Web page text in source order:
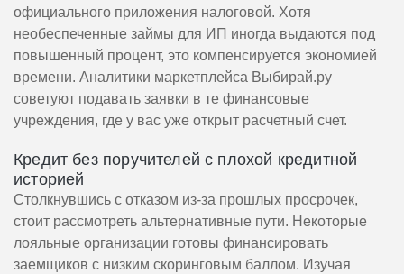
официального приложения налоговой. Хотя
необеспеченные займы для ИП иногда выдаются под
повышенный процент, это компенсируется экономией
времени. Аналитики маркетплейса Выбирай.ру
советуют подавать заявки в те финансовые
учреждения, где у вас уже открыт расчетный счет.
Кредит без поручителей с плохой кредитной
историей
Столкнувшись с отказом из-за прошлых просрочек,
стоит рассмотреть альтернативные пути. Некоторые
лояльные организации готовы финансировать
заемщиков с низким скоринговым баллом. Изучая